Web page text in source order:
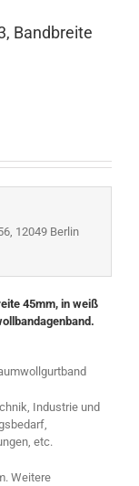
Bandbreite
12049 Berlin
45mm, in weiß
Industrie und
etc.
Weitere